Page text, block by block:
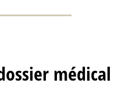
médical